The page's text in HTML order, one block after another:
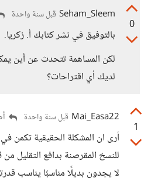
0
Seham_Sleem قبل سنة واحدة
بالتوفيق في نشر كتابك أ. زكريا.
لكن المساهمة تتحدث عن أين
لديك أي اقتراحات؟
1
Mai_Easa22 قبل سنة واحدة
أرى ان المشكلة الحقيقية تكمن في
للنسخ المقرصنة بدافع التقليل
لا يجدون بديلًا مناسبًا يناسب